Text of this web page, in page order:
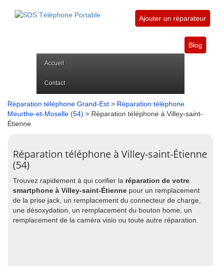
Ajouter un réparateur
Blog
Accueil
Contact
Réparation téléphone Grand-Est > Réparation téléphone
Meurthe-et-Moselle (54) > Réparation téléphone à Villey-saint-
Étienne
Réparation téléphone à Villey-saint-Étienne
(54)
Trouvez rapidement à qui confier la réparation de votre
smartphone à Villey-saint-Étienne pour un remplacement
de la prise jack, un remplacement du connecteur de charge,
une désoxydation, un remplacement du bouton home, un
remplacement de la caméra visio ou toute autre réparation.